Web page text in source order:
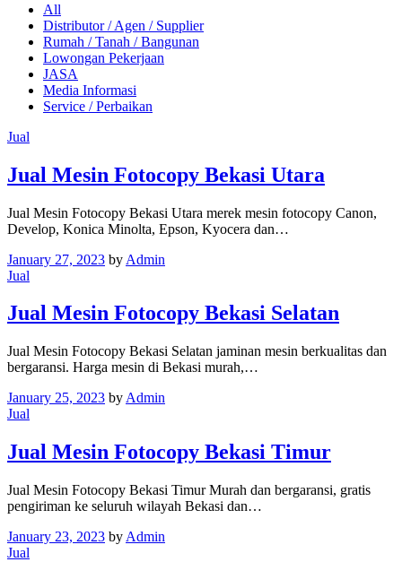
All
Distributor / Agen / Supplier
Rumah / Tanah / Bangunan
Lowongan Pekerjaan
JASA
Media Informasi
Service / Perbaikan
Jual
Jual Mesin Fotocopy Bekasi Utara
Jual Mesin Fotocopy Bekasi Utara merek mesin fotocopy Canon,
Develop, Konica Minolta, Epson, Kyocera dan…
January 27, 2023 by Admin
Jual
Jual Mesin Fotocopy Bekasi Selatan
Jual Mesin Fotocopy Bekasi Selatan jaminan mesin berkualitas dan
bergaransi. Harga mesin di Bekasi murah,…
January 25, 2023 by Admin
Jual
Jual Mesin Fotocopy Bekasi Timur
Jual Mesin Fotocopy Bekasi Timur Murah dan bergaransi, gratis
pengiriman ke seluruh wilayah Bekasi dan…
January 23, 2023 by Admin
Jual